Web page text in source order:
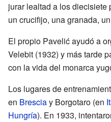
jurar lealtad a los
un crucifijo, una granada,
El propio Pavelić ayudó a
Velebit (1932) y más tarde
con la vida del monarca
Los lugares de
en Bresciay Borgotaro (en
Hungría). En 1933,